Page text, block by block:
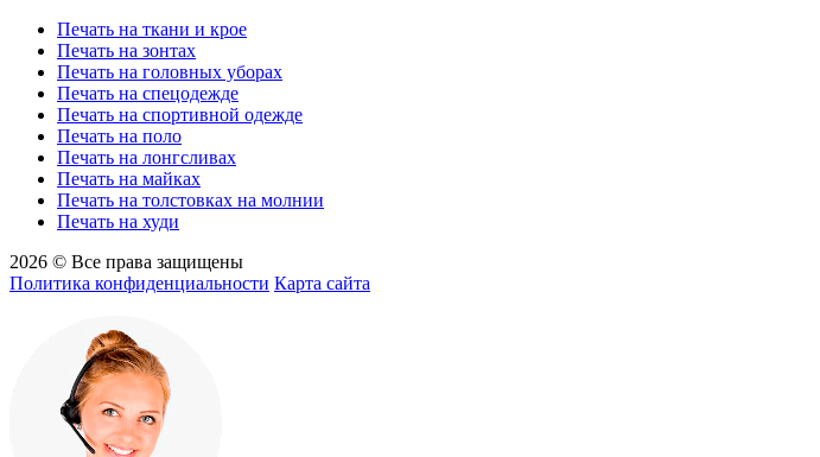
Печать на ткани и крое
Печать на зонтах
Печать на головных уборах
Печать на спецодежде
Печать на спортивной одежде
Печать на поло
Печать на лонгсливах
Печать на майках
Печать на толстовках на молнии
Печать на худи
2026 © Все права защищены
Политика конфиденциальности Карта сайта